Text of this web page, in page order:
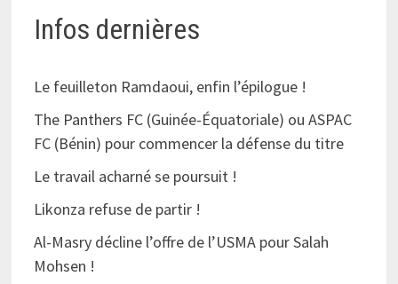
Infos dernières
Le feuilleton Ramdaoui, enfin l’épilogue !
The Panthers FC (Guinée-Équatoriale) ou ASPAC
FC (Bénin) pour commencer la défense du titre
Le travail acharné se poursuit !
Likonza refuse de partir !
Al-Masry décline l’offre de l’USMA pour Salah
Mohsen !